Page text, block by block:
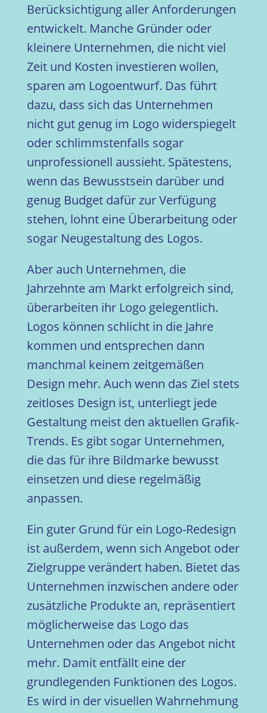
Berücksichtigung aller Anforderungen
entwickelt. Manche Gründer oder
kleinere Unternehmen, die nicht viel
Zeit und Kosten investieren wollen,
sparen am Logoentwurf. Das führt
dazu, dass sich das Unternehmen
nicht gut genug im Logo widerspiegelt
oder schlimmstenfalls sogar
unprofessionell aussieht. Spätestens,
wenn das Bewusstsein darüber und
genug Budget dafür zur Verfügung
stehen, lohnt eine Überarbeitung oder
sogar Neugestaltung des Logos.
Aber auch Unternehmen, die
Jahrzehnte am Markt erfolgreich sind,
überarbeiten ihr Logo gelegentlich.
Logos können schlicht in die Jahre
kommen und entsprechen dann
manchmal keinem zeitgemäßen
Design mehr. Auch wenn das Ziel stets
zeitloses Design ist, unterliegt jede
Gestaltung meist den aktuellen Grafik-
Trends. Es gibt sogar Unternehmen,
die das für ihre Bildmarke bewusst
einsetzen und diese regelmäßig
anpassen.
Ein guter Grund für ein Logo-Redesign
ist außerdem, wenn sich Angebot oder
Zielgruppe verändert haben. Bietet das
Unternehmen inzwischen andere oder
zusätzliche Produkte an, repräsentiert
möglicherweise das Logo das
Unternehmen oder das Angebot nicht
mehr. Damit entfällt eine der
grundlegenden Funktionen des Logos.
Es wird in der visuellen Wahrnehmung